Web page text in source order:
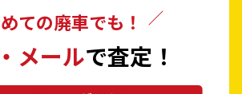
上町 東蒲原郡 阿賀町
ての廃車でも！
メールで査定！